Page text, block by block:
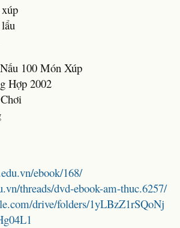
100 Món Xúp
Hợp 2002
ebook/168/
threads/dvd-ebook-am-thuc.6257/
drive/folders/1yLBzZ1rSQoNj